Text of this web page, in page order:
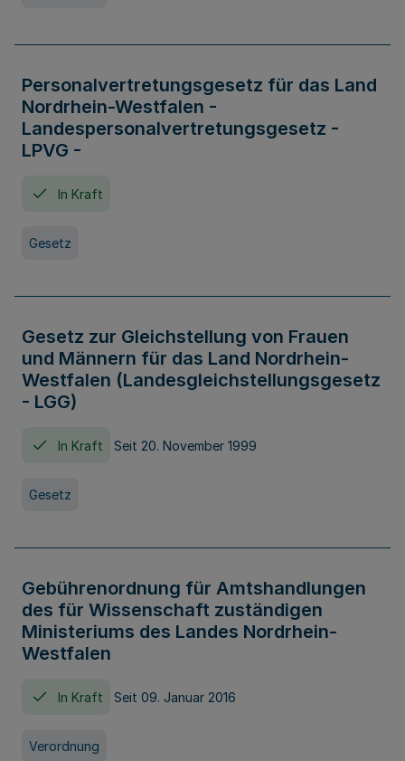
Personalvertretungsgesetz für das Land
Nordrhein-Westfalen -
Landespersonalvertretungsgesetz -
LPVG -
In Kraft
Gesetz
Gesetz zur Gleichstellung von Frauen
und Männern für das Land Nordrhein-
Westfalen (Landesgleichstellungsgesetz
- LGG)
In Kraft Seit 20. November 1999
Gesetz
Gebührenordnung für Amtshandlungen
des für Wissenschaft zuständigen
Ministeriums des Landes Nordrhein-
Westfalen
In Kraft Seit 09. Januar 2016
Verordnung